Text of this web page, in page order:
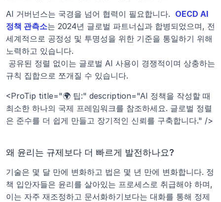
AI 거버넌스는 국경을 넘어 협력이 필요합니다. OECD AI
정책 관측소는 2024년 글로벌 파트너십과 합병되었으며, 전
세계적으로 공정성 및 투명성을 위한 기준을 통일하기 위해
노력하고 있습니다.
규칙 집합으로 쪼개질 수 있습니다.
<ProTip title="🌍 팁:" description="AI 정책을 작성할 때
최소한 하나의 국제 프레임워크를 참조하세요. 글로벌 정렬
은 준수를 더 쉽게 만들고 장기적인 신뢰를 구축합니다." />
왜 윤리는 규제보다 더 빠르게 발전하나요?
기술은 몇 달 만에 변화하고 법은 몇 년 만에 변화합니다. 정
책 입안자들은 윤리를 살아있는 프로세스로 취급해야 하며,
이는 자주 재조정하고 문서화하기보다는 대화를 통해 정제